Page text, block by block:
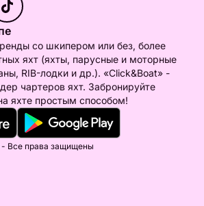
со шкипером или без, более
яхт (яхты, парусные и моторные
RIB-лодки и др.). «Click&Boat» -
чартеров яхт. Забронируйте
яхте простым способом!
Все права защищены